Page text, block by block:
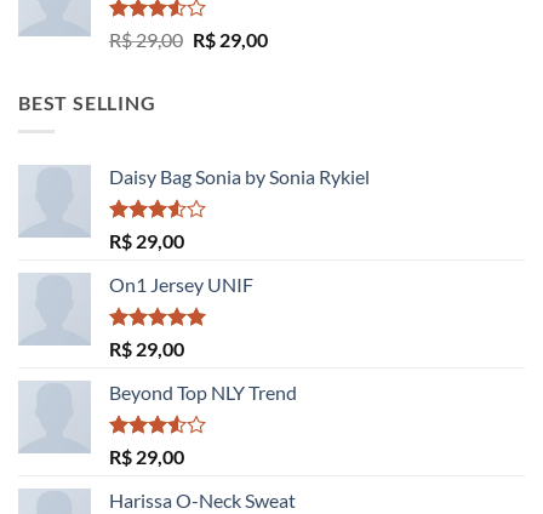
Avaliação
3.50
de
R$29,00 O
R$29,00O
BEST SELLING
Daisy Bag Sonia by Sonia Rykiel
Avaliação
3.50
de
5
R$ 29,00
On1 Jersey UNIF
Avaliação
5.00
de 5
R$ 29,00
Beyond Top NLY Trend
Avaliação
3.50
de
5
R$ 29,00
Harissa O-Neck Sweat